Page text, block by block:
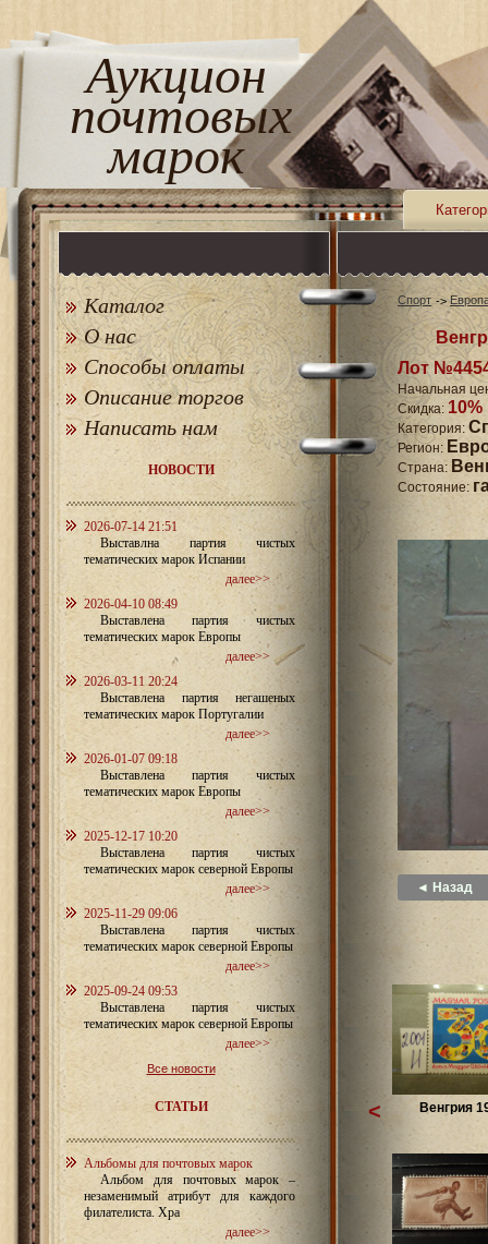
Аукцион
почтовых
марок
Каталог
О нас
Способы оплаты
Описание торгов
Написать нам
НОВОСТИ
2026-07-14 21:51
Выставлна партия чистых
тематических марок Испании
далее>>
2026-04-10 08:49
Выставлена партия чистых
тематических марок Европы
далее>>
2026-03-11 20:24
Выставлена партия негашеных
тематических марок Португалии
далее>>
2026-01-07 09:18
Выставлена партия чистых
тематических марок Европы
далее>>
2025-12-17 10:20
Выставлена партия чистых
тематических марок северной Европы
далее>>
2025-11-29 09:06
Выставлена партия чистых
тематических марок северной Европы
далее>>
2025-09-24 09:53
Выставлена партия чистых
тематических марок северной Европы
далее>>
Все новости
СТАТЬИ
Альбомы для почтовых марок
Альбом для почтовых марок –
незаменимый атрибут для каждого
филателиста. Хра
далее>>
Спорт
Лот
Начальная
Скидка: 10%
Категория:
Регион:
Страна:
Состояние:
◄ Назад
Венгрия
<